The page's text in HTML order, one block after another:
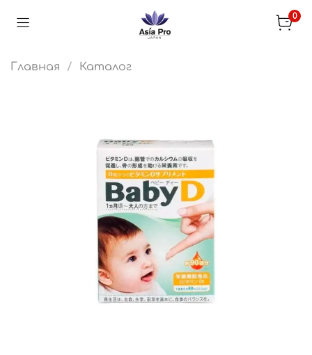
0
Главная Каталог